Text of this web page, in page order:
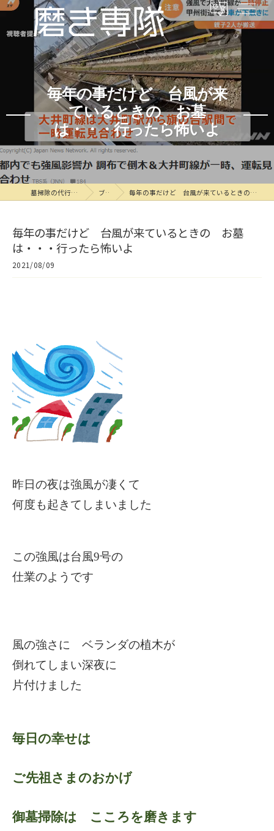
毎年の事だけど 台風が来
ているときの お墓
は・・・行ったら怖いよ
墓掃除の代行なら磨き専隊 ブログ 毎年の事だけど 台風が来ているときの お墓は・・・行ったら怖いよ
毎年の事だけど 台風が来ているときの お墓
は・・・行ったら怖いよ
2021/08/09
昨日の夜は強風が凄くて
何度も起きてしまいました
この強風は台風9号の
仕業のようです
風の強さに ベランダの植木が
倒れてしまい深夜に
片付けました
毎日の幸せは
ご先祖さまのおかげ
御墓掃除は こころを磨きます